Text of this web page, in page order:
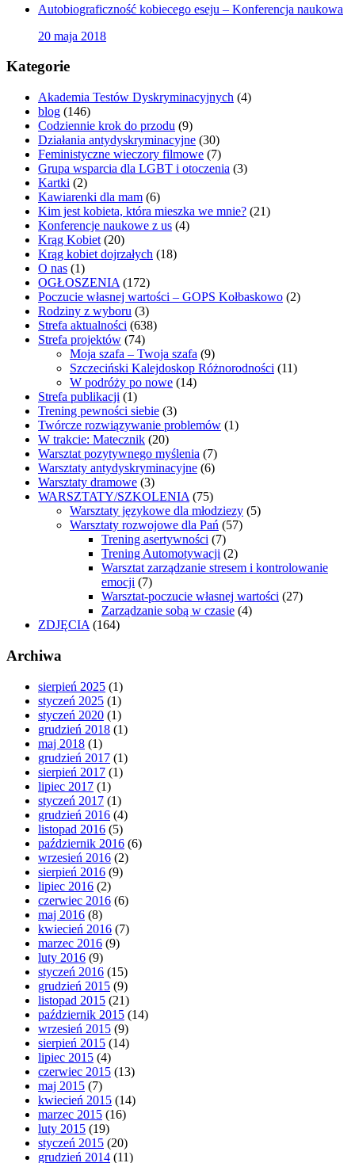
Autobiograficzność kobiecego eseju – Konferencja naukowa
20 maja 2018
Kategorie
Akademia Testów Dyskryminacyjnych (4)
blog (146)
Codziennie krok do przodu (9)
Działania antydyskryminacyjne (30)
Feministyczne wieczory filmowe (7)
Grupa wsparcia dla LGBT i otoczenia (3)
Kartki (2)
Kawiarenki dla mam (6)
Kim jest kobieta, która mieszka we mnie? (21)
Konferencje naukowe z us (4)
Krąg Kobiet (20)
Krąg kobiet dojrzałych (18)
O nas (1)
OGŁOSZENIA (172)
Poczucie własnej wartości – GOPS Kołbaskowo (2)
Rodziny z wyboru (3)
Strefa aktualności (638)
Strefa projektów (74)
Moja szafa – Twoja szafa (9)
Szczeciński Kalejdoskop Różnorodności (11)
W podróży po nowe (14)
Strefa publikacji (1)
Trening pewności siebie (3)
Twórcze rozwiązywanie problemów (1)
W trakcie: Matecznik (20)
Warsztat pozytywnego myślenia (7)
Warsztaty antydyskryminacyjne (6)
Warsztaty dramowe (3)
WARSZTATY/SZKOLENIA (75)
Warsztaty językowe dla młodziezy (5)
Warsztaty rozwojowe dla Pań (57)
Trening asertywności (7)
Trening Automotywacji (2)
Warsztat zarządzanie stresem i kontrolowanie
emocji (7)
Warsztat-poczucie własnej wartości (27)
Zarządzanie sobą w czasie (4)
ZDJĘCIA (164)
Archiwa
sierpień 2025 (1)
styczeń 2025 (1)
styczeń 2020 (1)
grudzień 2018 (1)
maj 2018 (1)
grudzień 2017 (1)
sierpień 2017 (1)
lipiec 2017 (1)
styczeń 2017 (1)
grudzień 2016 (4)
listopad 2016 (5)
październik 2016 (6)
wrzesień 2016 (2)
sierpień 2016 (9)
lipiec 2016 (2)
czerwiec 2016 (6)
maj 2016 (8)
kwiecień 2016 (7)
marzec 2016 (9)
luty 2016 (9)
styczeń 2016 (15)
grudzień 2015 (9)
listopad 2015 (21)
październik 2015 (14)
wrzesień 2015 (9)
sierpień 2015 (14)
lipiec 2015 (4)
czerwiec 2015 (13)
maj 2015 (7)
kwiecień 2015 (14)
marzec 2015 (16)
luty 2015 (19)
styczeń 2015 (20)
grudzień 2014 (11)